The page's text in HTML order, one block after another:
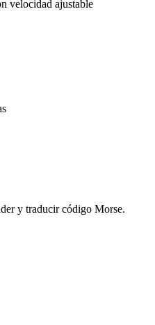
velocidad ajustable
y traducir código Morse.